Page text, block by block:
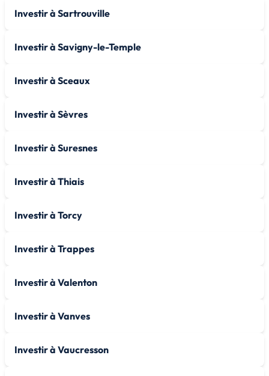
Investir à Sartrouville
Investir à Savigny-le-Temple
Investir à Sceaux
Investir à Sèvres
Investir à Suresnes
Investir à Thiais
Investir à Torcy
Investir à Trappes
Investir à Valenton
Investir à Vanves
Investir à Vaucresson